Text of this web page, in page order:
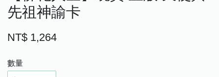
先祖神諭卡
NT$ 1,264
數量